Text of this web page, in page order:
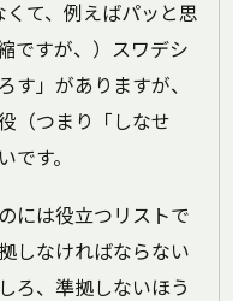
て、例えばパッと思
ですが、）スワデシ
す」がありますが、
（つまり「しなせ
です。
には役立つリストで
しなければならない
ろ、準拠しないほう